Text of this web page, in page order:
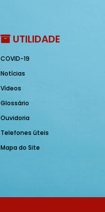
UTILIDADE
COVID-19
Notícias
Vídeos
Glossário
Ouvidoria
Telefones úteis
Mapa do Site